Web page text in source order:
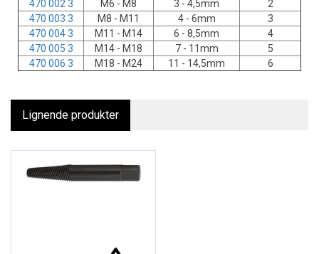
470 002 3
M6 - M8 3 - 4,5mm
2
470 003 3
M8 - M11 4 - 6mm
3
470 004 3
M11 - M14 6 - 8,5mm
4
470 005 3
M14 - M18 7 - 11mm
5
470 006 3
M18 - M24 11 - 14,5mm 6
Lignende produkter